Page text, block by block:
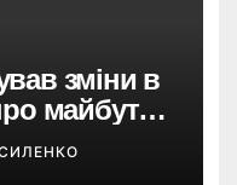
зміни в
майбутню